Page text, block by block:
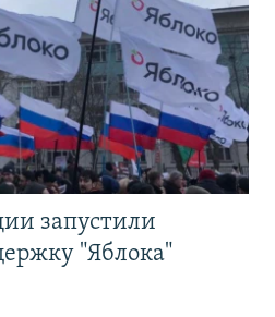
запустили
"Яблока"